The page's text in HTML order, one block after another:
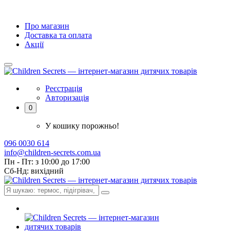
Про магазин
Доставка та оплата
Акції
Реєстрація
Авторизація
0
У кошику порожньо!
096 0030 614
info@children-secrets.com.ua
Пн - Пт: з 10:00 до 17:00
Сб-Нд: вихідний